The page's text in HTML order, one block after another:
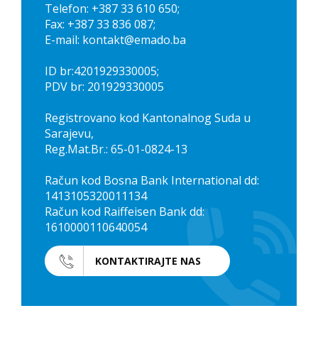
Telefon: +387 33 610 650;
Fax: +387 33 836 087;
E-mail: kontakt@emado.ba
ID br:4201929330005;
PDV br: 201929330005
Registrovano kod Kantonalnog Suda u
Sarajevu,
Reg.Mat.Br.: 65-01-0824-13
Račun kod Bosna Bank International dd:
1413105320011134
Račun kod Raiffeisen Bank dd:
1610000110640054
KONTAKTIRAJTE NAS